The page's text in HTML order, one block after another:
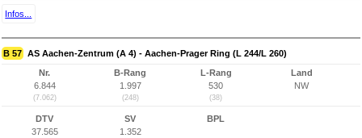
Infos...
B 57 AS Aachen-Zentrum (A 4) - Aachen-Prager Ring (L 244/L 260)
Nr.
6.844
(7.062)
B-Rang
1.997
(248)
L-Rang
530
(38)
Land
NW
DTV
37.565
SV
1.352
BPL